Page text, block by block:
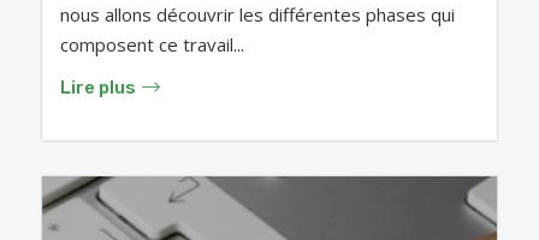
nous allons découvrir les différentes phases qui
composent ce travail...
Lire plus